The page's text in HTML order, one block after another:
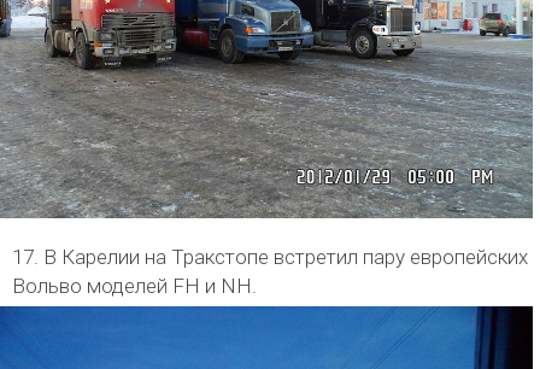
17. В Карелии на Тракстопе встретил пару европейских
Вольво моделей FH и NH.